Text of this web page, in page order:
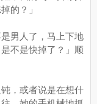
的？」
男人了，马上下地
不是快掉了？」顺
，或者说是在想什